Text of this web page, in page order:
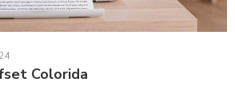
Colorida